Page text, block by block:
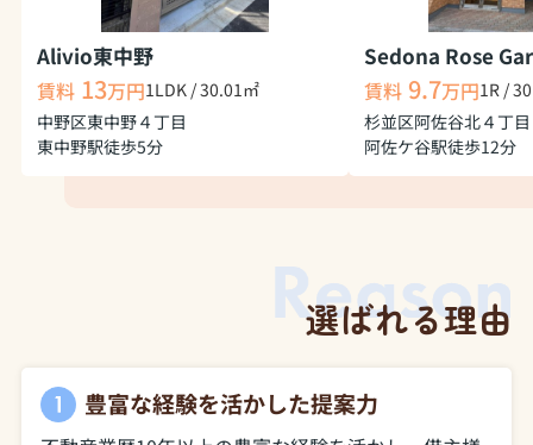
Alivio東中野
賃料 13万円1LDK / 30.01㎡
中野区東中野４丁目
東中野駅徒歩5分
Sedona Rose
賃料 9.7万円1R /
杉並区阿佐谷北４丁目
阿佐ケ谷駅徒歩12分
選ばれる理由
豊富な経験を活かした提案力